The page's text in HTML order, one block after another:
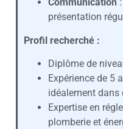
Communication
présentation
Profil recherché :
Diplôme de
Expérience de 5
idéalement
Expertise en
plomberie et